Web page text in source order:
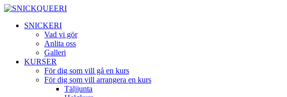
Hoppa
innehåll
SNICKQUEERI
SNICKERI
Vad vi gör
Anlita oss
Galleri
KURSER
För dig som vill gå en kurs
För dig som vill arrangera en kurs
Täljjunta